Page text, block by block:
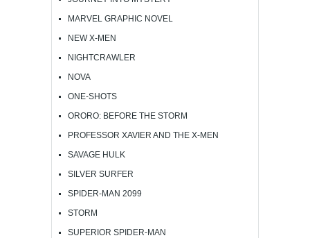
MARVEL GRAPHIC NOVEL
NEW X-MEN
NIGHTCRAWLER
NOVA
ONE-SHOTS
ORORO: BEFORE THE STORM
PROFESSOR XAVIER AND THE X-MEN
SAVAGE HULK
SILVER SURFER
SPIDER-MAN 2099
STORM
SUPERIOR SPIDER-MAN